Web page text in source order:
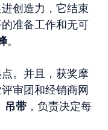
创造力，它结束
准备工作和无可
。
。并且，获奖摩
审团和经销商网
吊带 ，负责决定每